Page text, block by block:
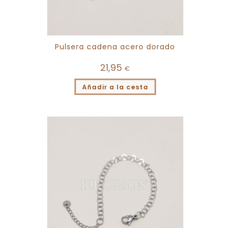
Pulsera cadena acero dorado
21,95 €
Añadir a la cesta